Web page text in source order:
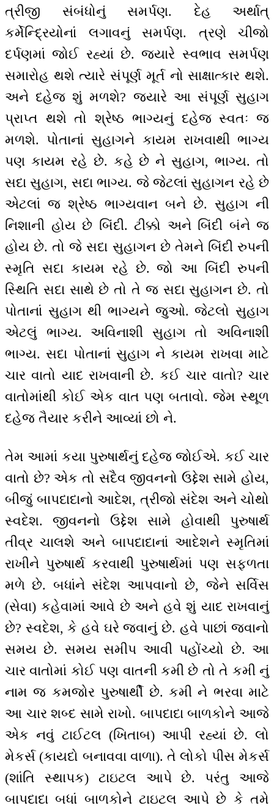
ત્રીજી સંબંધોનું સમર્પણ. દેહ અર્થાત્
કર્મેન્દ્રિયોનાં લગાવનું સમર્પણ. ત્રણે ચીજો
દર્પણમાં જોઈ રહ્યાં છે. જ્યારે સ્વભાવ સમર્પણ
સમારોહ થશે ત્યારે સંપૂર્ણ મૂર્ત નો સાક્ષાત્કાર થશે.
અને દહેજ શું મળશે? જ્યારે આ સંપૂર્ણ સુહાગ
પ્રાપ્ત થશે તો શ્રેષ્ઠ ભાગ્યનું દહેજ સ્વતઃ જ
મળશે. પોતાનાં સુહાગને કાયમ રાખવાથી ભાગ્ય
પણ કાયમ રહે છે. કહે છે ને સુહાગ, ભાગ્ય. તો
સદા સુહાગ, સદા ભાગ્ય. જે જેટલાં સુહાગન રહે છે
એટલાં જ શ્રેષ્ઠ ભાગ્યવાન બને છે. સુહાગ ની
નિશાની હોય છે બિંદી. ટીક્કો અને બિંદી બંને જ
હોય છે. તો જે સદા સુહાગન છે તેમને બિંદી રુપની
સ્મૃતિ સદા કાયમ રહે છે. જો આ બિંદી રુપની
સ્થિતિ સદા સાથે છે તો તે જ સદા સુહાગન છે. તો
પોતાનાં સુહાગ થી ભાગ્યને જુઓ. જેટલો સુહાગ
એટલું ભાગ્ય. અવિનાશી સુહાગ તો અવિનાશી
ભાગ્ય. સદા પોતાનાં સુહાગ ને કાયમ રાખવા માટે
ચાર વાતો યાદ રાખવાની છે. કઈ ચાર વાતો? ચાર
વાતોમાંથી કોઈ એક વાત પણ બતાવો. જેમ સ્થૂળ
દહેજ તૈયાર કરીને આવ્યાં છો ને.
તેમ આમાં કયા પુરુષાર્થનું દહેજ જોઈએ. કઈ ચાર
વાતો છે? એક તો સદૈવ જીવનનો ઉદ્દેશ સામે હોય,
બીજું બાપદાદાનો આદેશ, ત્રીજો સંદેશ અને ચોથો
સ્વદેશ. જીવનનો ઉદ્દેશ સામે હોવાથી પુરુષાર્થ
તીવ્ર ચાલશે અને બાપદાદાનાં આદેશને સ્મૃતિમાં
રાખીને પુરુષાર્થ કરવાથી પુરુષાર્થમાં પણ સફળતા
મળે છે. બધાંને સંદેશ આપવાનો છે, જેને સર્વિસ
(સેવા) કહેવામાં આવે છે અને હવે શું યાદ રાખવાનું
છે? સ્વદેશ, કે હવે ઘરે જવાનું છે. હવે પાછાં જવાનો
સમય છે. સમય સમીપ આવી પહોંચ્યો છે. આ
ચાર વાતોમાં કોઈ પણ વાતની કમી છે તો તે કમી નું
નામ જ કમજોર પુરુષાર્થી છે. કમી ને ભરવા માટે
આ ચાર શબ્દ સામે રાખો. બાપદાદા બાળકોને આજે
એક નવું ટાઈટલ (ખિતાબ) આપી રહ્યાં છે. લો
મેકર્સ (કાયદો બનાવવા વાળા). તે લોકો પીસ મેકર્સ
(શાંતિ સ્થાપક) ટાઇટલ આપે છે. પરંતુ આજે
બાપદાદા બધાં બાળકોને ટાઇટલ આપે છે કે તમે